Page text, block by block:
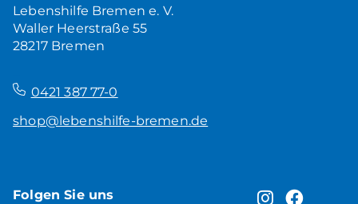
Lebenshilfe Bremen e. V.
Waller Heerstraße 55
28217 Bremen
0421 387 77-0
shop@lebenshilfe-bremen.de
Folgen Sie uns